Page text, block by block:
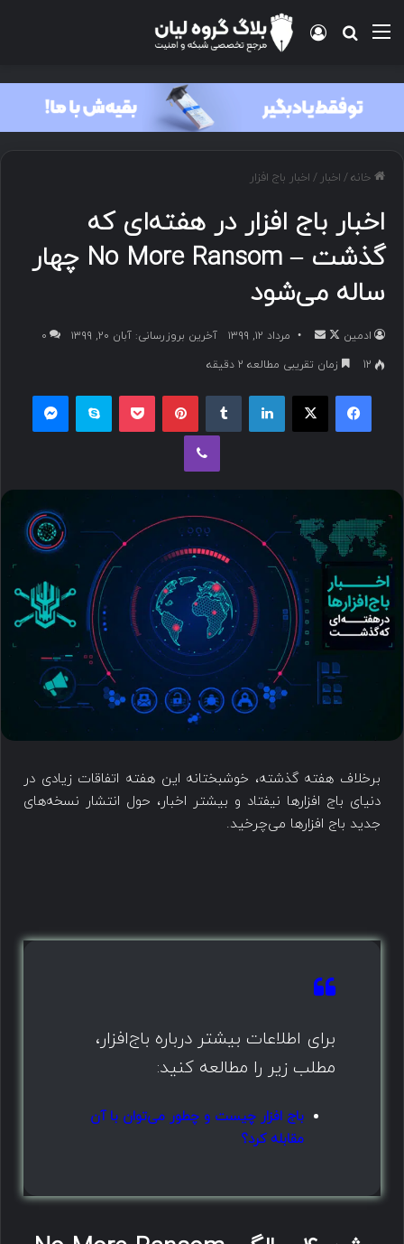
خانه/ اخبار / اخبار باج افزار
اخبار باج افزار در هفته‌ای که
گذشت – No More Ransom چهار
ساله می‌شود
ادمین مرداد ۱۲, ۱۳۹۹ آخرین بروزرسانی: آبان ۲۰, ۱۳۹۹
۰
12
زمان تقریبی مطالعه 2 دقیقه
برخلاف هفته گذشته، خوشبختانه این هفته اتفاقات زیادی در
دنیای باج افزارها نیفتاد و بیشتر اخبار، حول انتشار نسخه‌های
جدید باج افزارها می‌چرخید.
برای اطلاعات بیشتر درباره باج‌افزار،
مطلب زیر را مطالعه کنید:
باج افزار چیست و چطور می‌توان با آن
مقابله کرد؟